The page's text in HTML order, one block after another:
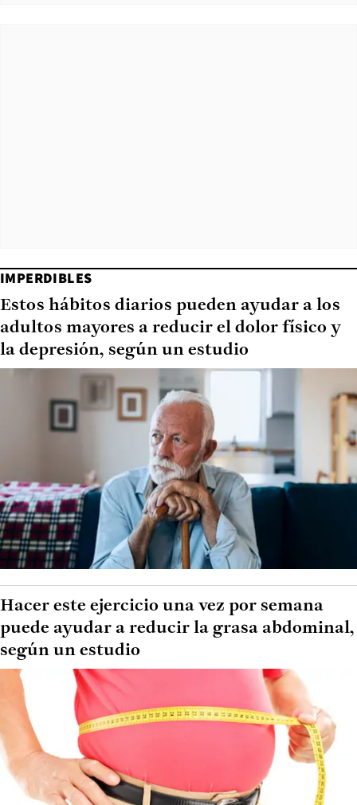
IMPERDIBLES
Estos hábitos diarios pueden ayudar a los
adultos mayores a reducir el dolor físico y
la depresión, según un estudio
Hacer este ejercicio una vez por semana
puede ayudar a reducir la grasa abdominal,
según un estudio